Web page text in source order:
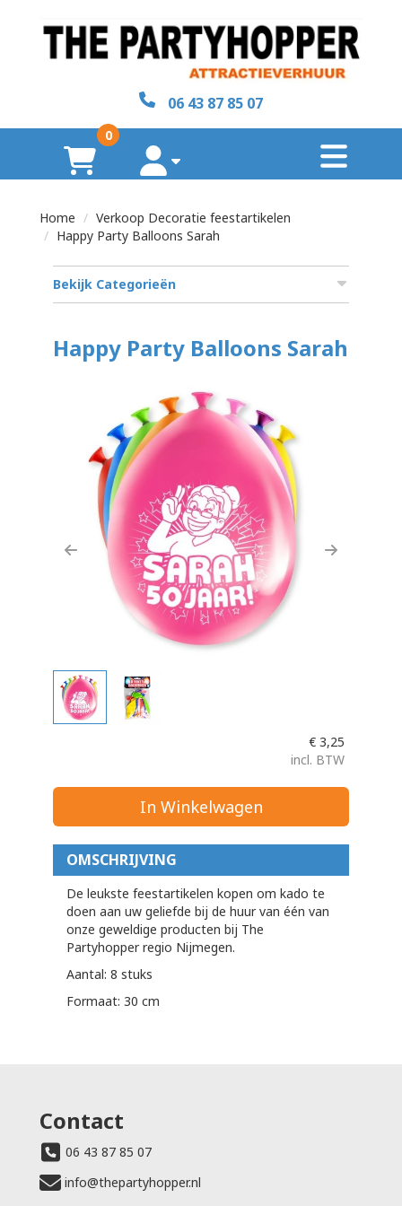
06 43 87 85 07
winkelwagen
0
account
sluiten
ons
Contact
Home
Verkoop Decoratie feestartikelen
Happy Party Balloons Sarah
Bekijk Categorieën
Happy Party Balloons Sarah
Previous Next
€ 3,25
incl. BTW
In Winkelwagen
OMSCHRIJVING
De leukste feestartikelen kopen om kado te
doen aan uw geliefde bij de huur van één van
onze geweldige producten bij The
Partyhopper regio Nijmegen.
Aantal: 8 stuks
Formaat: 30 cm
Contact
06 43 87 85 07
info@thepartyhopper.nl